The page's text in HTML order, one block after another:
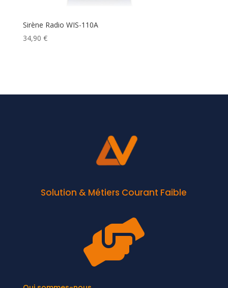
Sirène Radio WIS-110A
34,90 €
Solution & Métiers Courant Faible
